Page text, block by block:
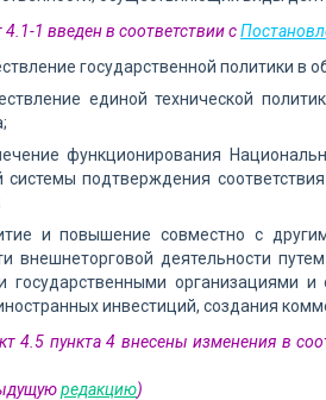
1 введен в соответствии с
государственной политики в
единой технической
функционирования
системы подтверждения
и повышение совместно с
внешнеторговой деятельности
государственными организациями и
инвестиций, создания
4.5 пункта 4 внесены изменения в
редакцию)